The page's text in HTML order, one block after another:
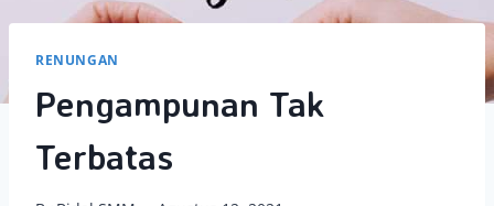
RENUNGAN
Pengampunan Tak
Terbatas